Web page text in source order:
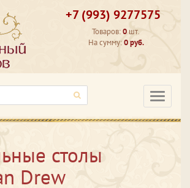
+7 (993) 9277575
Товаров:0 шт.
На сумму:0 руб.
столы
Drew